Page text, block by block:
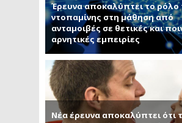
Έρευνα αποκαλύπτει το ρόλο
ντοπαμίνης στη μάθηση από
ανταμοιβές σε θετικές και
αρνητικές εμπειρίες
Νέα έρευνα αποκαλύπτει ότι